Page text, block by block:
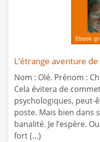
L’étrange aventure
Nom : Olé. Prénom :
Cela évitera de
psychologiques, peut-
poste. Mais bien dans
banalité. Je l’espère.
fort (…)